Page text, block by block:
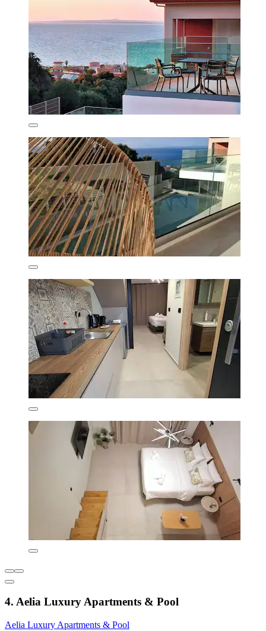
4. Aelia Luxury Apartments & Pool
Aelia Luxury Apartments & Pool